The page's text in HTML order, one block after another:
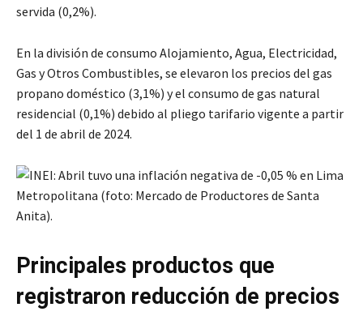
servida (0,2%).
En la división de consumo Alojamiento, Agua, Electricidad,
Gas y Otros Combustibles, se elevaron los precios del gas
propano doméstico (3,1%) y el consumo de gas natural
residencial (0,1%) debido al pliego tarifario vigente a partir
del 1 de abril de 2024.
Principales productos que
registraron reducción de precios